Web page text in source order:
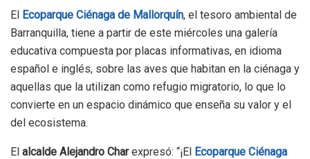
El Ecoparque Ciénaga de Mallorquín, el tesoro ambiental de
Barranquilla, tiene a partir de este miércoles una galería
educativa compuesta por placas informativas, en idioma
español e inglés, sobre las aves que habitan en la ciénaga y
aquellas que la utilizan como refugio migratorio, lo que lo
convierte en un espacio dinámico que enseña su valor y el
del ecosistema.
El alcalde Alejandro Charexpresó: “¡El Ecoparque Ciénaga